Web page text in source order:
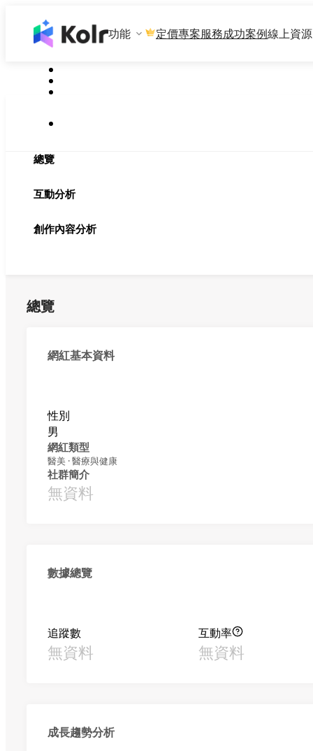
功能 定價專案服務成功案例線上資源
總覽
互動分析
創作內容分析
總覽
網紅基本資料
性別
男
網紅類型
醫美 · 醫療與健康
社群簡介
無資料
數據總覽
追蹤數
無資料
互動率
無資料
成長趨勢分析